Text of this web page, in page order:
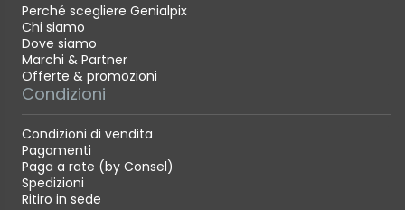
Perché scegliere Genialpix
Chi siamo
Dove siamo
Marchi & Partner
Offerte & promozioni
Condizioni
Condizioni di vendita
Pagamenti
Paga a rate (by Consel)
Spedizioni
Ritiro in sede